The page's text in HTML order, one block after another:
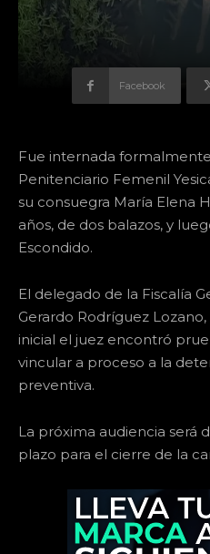
Facebook
Fue internada
Penitenciario Femenil
su consuegra María Elena
años, de dos balazos, y
Escondido.
El delegado de la Fiscalía
Gerardo Rodríguez
inicial el juez encontró
vincular a proceso a la
preventiva.
La próxima audiencia será
plazo para el cierre de la